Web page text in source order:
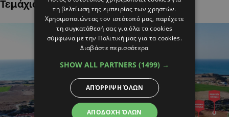
Τεμάχια Γης σε Οικιστικές Περιοχές
τη βελτίωση της εμπειρίας των χρηστών.
Χρησιμοποιώντας τον ιστότοπό μας, παρέχετε
τη συγκατάθεσή σας για όλα τα cookies
σύμφωνα με την Πολιτική μας για τα cookies.
Διαβάστε περισσότερα
SHOW ALL PARTNERS (1499) →
ΑΠΟΔΟΧΉ ΌΛΩΝ
ΑΠΌΡΡΙΨΗ ΌΛΩΝ